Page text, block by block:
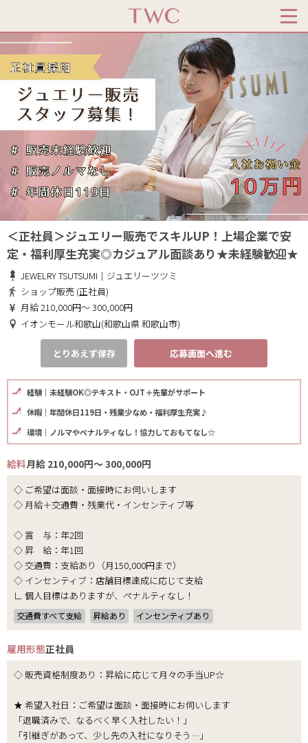
＜正社員＞ジュエリー販売でスキルUP！上場企業で安
定・福利厚生充実◎カジュアル面談あり★未経験歓迎★
JEWELRY TSUTSUMI｜ジュエリーツツミ
ショップ販売 (正社員)
月給 210,000円～ 300,000円
イオンモール和歌山(和歌山県 和歌山市)
とりあえず保存 応募画面へ進む
経験｜未経験OK◎テキスト・OJT＋先輩がサポート
休暇｜年間休日119日・残業少なめ・福利厚生充実♪
環境｜ノルマやペナルティなし！協力しておもてなし☆
給料月給 210,000円～ 300,000円
◇ ご希望は面談・面接時にお伺いします
◇ 月給＋交通費・残業代・インセンティブ等
◇ 賞 与：年2回
◇ 昇 給：年1回
◇ 交通費：支給あり（月150,000円まで）
◇ インセンティブ：店舗目標達成に応じて支給
∟ 個人目標はありますが、ペナルティなし！
交通費すべて支給 昇給あり インセンティブあり
雇用形態正社員
◇ 販売資格制度あり：昇給に応じて月々の手当UP☆
★ 希望入社日：ご希望は面談・面接時にお伺いします
「退職済みで、なるべく早く入社したい！」
「引継ぎがあって、少し先の入社になりそう…」